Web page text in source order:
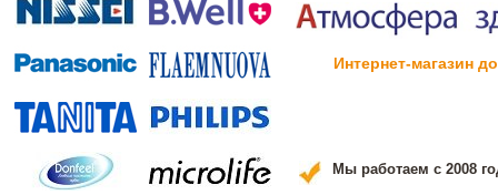
Интернет-магазин
Мы работаем с 2008